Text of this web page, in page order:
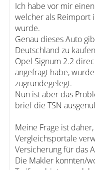
Ich habe vor mir
welcher als Reimport
wurde.
Genau dieses Auto
Deutschland zu
Opel Signum 2.2
angefragt habe,
zugrundegelegt.
Nun ist aber das
brief die TSN
Meine Frage ist
Vergleichsportale
Versicherung für das
Die Makler konnten/